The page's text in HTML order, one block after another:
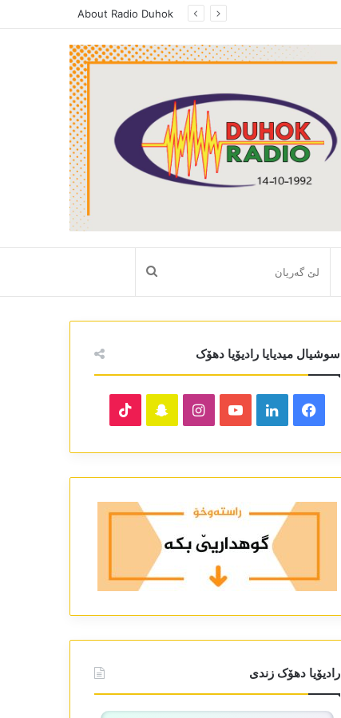
About Radio Duhok
لێ
گەریان
سوشیال میدیایا رادیۆیا دھۆک
Facebook
LinkedIn
YouTube
Instagram
Snapchat
رادیۆیا دھۆک زندی